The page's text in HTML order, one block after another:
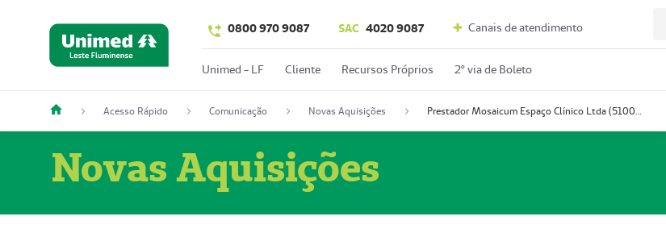
0800 970 9087 SAC 4020 9087 Canais de atendimento
Unimed - LF Cliente Recursos Próprios 2º via de Boleto
Acesso Rápido Comunicação Novas Aquisições Prestador Mosaicum Espaço Clínico Ltda (51004352-0)
Novas Aquisições